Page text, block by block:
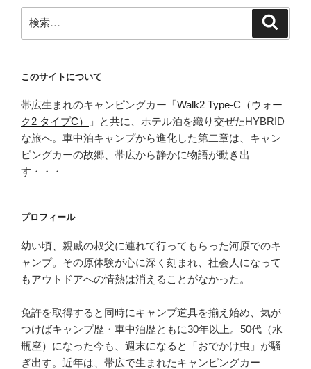
索:
このサイトについて
帯広生まれのキャンピングカー「Walk2 Type‑C（ウォー
ク2 タイプC）
」と共に、ホテル泊を織り交ぜたHYBRID
な旅へ。車中泊キャンプから進化した第二章は、キャン
ピングカーの故郷、帯広から静かに物語が動き出
す・・・
プロフィール
幼い頃、親戚の叔父に連れて行ってもらった河原でのキ
ャンプ。その原体験が心に深く刻まれ、社会人になって
もアウトドアへの情熱は消えることがなかった。
免許を取得すると同時にキャンプ道具を揃え始め、気が
つけばキャンプ歴・車中泊歴ともに30年以上。50代（水
瓶座）になった今も、週末になると「おでかけ虫」が騒
ぎ出す。近年は、帯広で生まれたキャンピングカー